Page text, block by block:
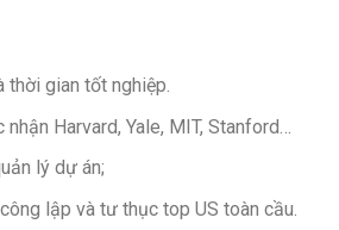
gian tốt nghiệp.
Harvard, Yale, MIT, Stanford…
lý dự án;
lập và tư thục top US toàn cầu.